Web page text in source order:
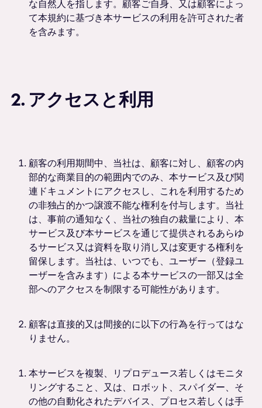
な自然人を指します。顧客ご自身、又は顧客によっ
て本規約に基づき本サービスの利用を許可された者
を含みます。
2. アクセスと利用
顧客の利用期間中、当社は、顧客に対し、顧客の内
部的な商業目的の範囲内でのみ、本サービス及び関
連ドキュメントにアクセスし、これを利用するため
の非独占的かつ譲渡不能な権利を付与します。当社
は、事前の通知なく、当社の独自の裁量により、本
サービス及び本サービスを通じて提供されるあらゆ
るサービス又は資料を取り消し又は変更する権利を
留保します。当社は、いつでも、ユーザー（登録ユ
ーザーを含みます）による本サービスの一部又は全
部へのアクセスを制限する可能性があります。
顧客は直接的又は間接的に以下の行為を行ってはな
りません。
本サービスを複製、リプロデュース若しくはモニタ
リングすること、又は、ロボット、スパイダー、そ
の他の自動化されたデバイス、プロセス若しくは手